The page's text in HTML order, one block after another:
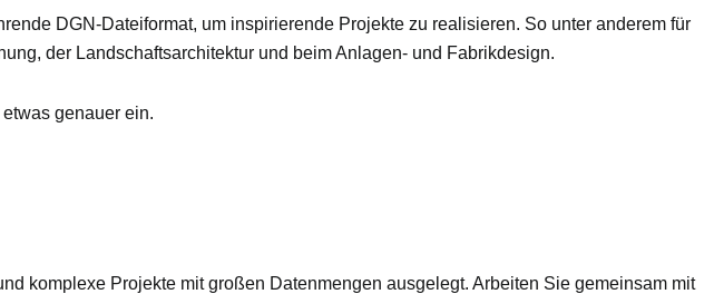
DGN-Dateiformat, um inspirierende Projekte zu realisieren. So unter anderem für
der Landschaftsarchitektur und beim Anlagen- und Fabrikdesign.
genauer ein.
komplexe Projekte mit großen Datenmengen ausgelegt. Arbeiten Sie gemeinsam mit